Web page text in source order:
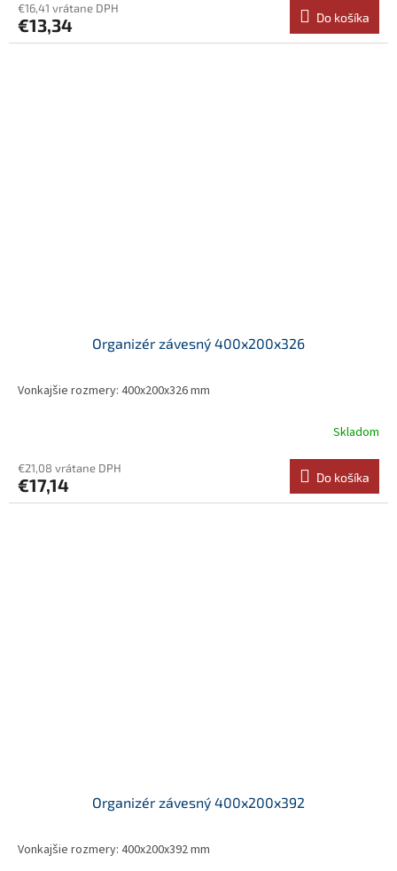
€16,41 vrátane DPH
€13,34 Do košíka
Organizér závesný 400x200x326
Vonkajšie rozmery: 400x200x326 mm
Skladom
€21,08 vrátane DPH
€17,14 Do košíka
Organizér závesný 400x200x392
Vonkajšie rozmery: 400x200x392 mm